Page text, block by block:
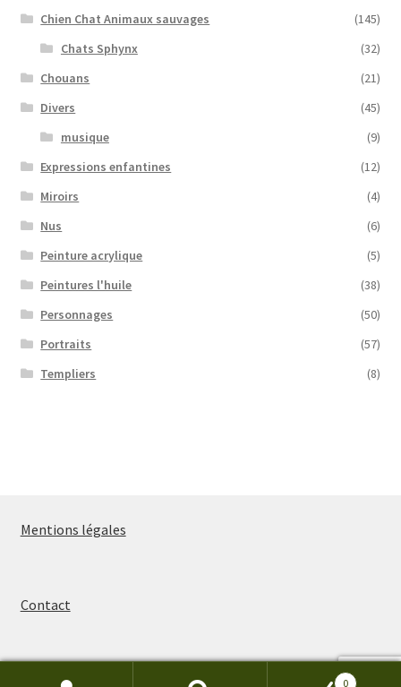
Chien Chat Animaux sauvages
(145)
Chats Sphynx
(32)
Chouans
(21)
Divers
(45)
musique
(9)
Expressions enfantines
(12)
Miroirs
(4)
Nus
(6)
Peinture acrylique
(5)
Peintures l'huile
(38)
Personnages
(50)
Portraits
(57)
Templiers
(8)
Mentions légales
Contact
0